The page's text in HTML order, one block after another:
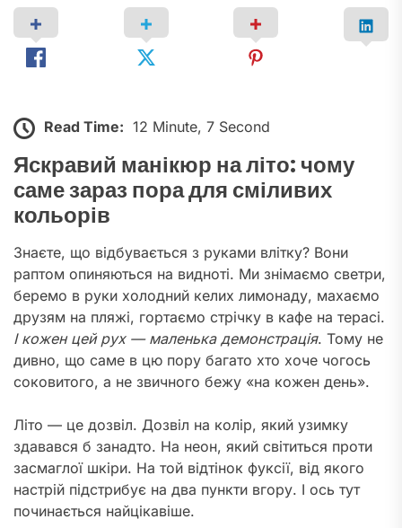
Read Time: 12 Minute, 7 Second
Яскравий манікюр на літо: чому
саме зараз пора для сміливих
кольорів
Знаєте, що відбувається з руками влітку? Вони
раптом опиняються на видноті. Ми знімаємо светри,
беремо в руки холодний келих лимонаду, махаємо
друзям на пляжі, гортаємо стрічку в кафе на терасі.
І кожен цей рух — маленька демонстрація. Тому не
дивно, що саме в цю пору багато хто хоче чогось
соковитого, а не звичного бежу «на кожен день».
Літо — це дозвіл. Дозвіл на колір, який узимку
здавався б занадто. На неон, який світиться проти
засмаглої шкіри. На той відтінок фуксії, від якого
настрій підстрибує на два пункти вгору. І ось тут
починається найцікавіше.